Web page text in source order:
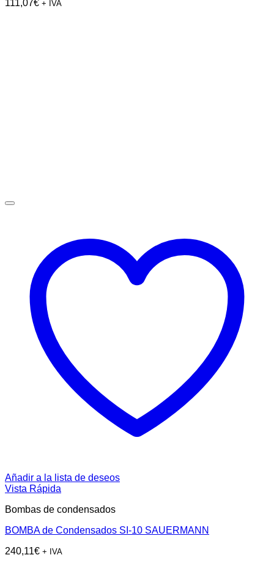
111,07€ + IVA
Añadir a la lista de deseos
Vista Rápida
Bombas de condensados
BOMBA de Condensados SI-10 SAUERMANN
240,11€ + IVA